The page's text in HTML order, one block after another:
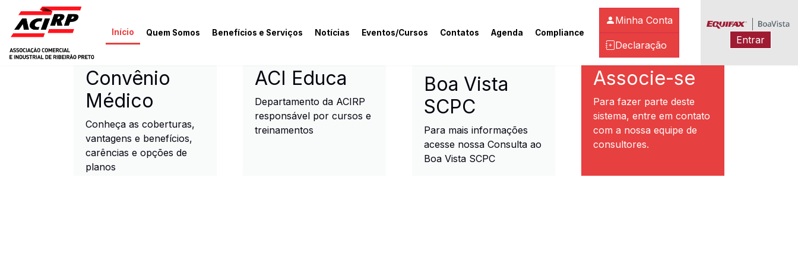
Pular para o conteúdo principal
Início Quem Somos Benefícios e Serviços Notícias Eventos/Cursos Contatos Agenda Compliance
Minha Conta
Declaração Entrar
ACIRP - Associação Comercial e Industrial de Ribeirão Preto
Convênio
Médico
Conheça as coberturas,
vantagens e benefícios,
carências e opções de
planos
ACI Educa
Departamento da ACIRP
responsável por cursos e
treinamentos
Boa Vista
SCPC
Para mais informações
acesse nossa Consulta ao
Boa Vista SCPC
Associe-se
Para fazer parte deste
sistema, entre em contato
com a nossa equipe de
consultores.